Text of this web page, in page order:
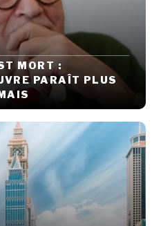
MORT :
PARAÎT PLUS